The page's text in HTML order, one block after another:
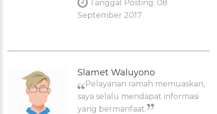
Tanggal Posting: 08
September 2017
Slamet Waluyono
Pelayanan ramah memuaskan,
saya selalu mendapat informasi
yang bermanfaat.